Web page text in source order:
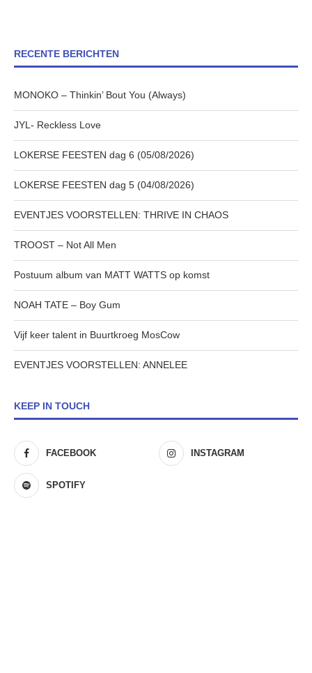
RECENTE BERICHTEN
MONOKO – Thinkin’ Bout You (Always)
JYL- Reckless Love
LOKERSE FEESTEN dag 6 (05/08/2026)
LOKERSE FEESTEN dag 5 (04/08/2026)
EVENTJES VOORSTELLEN: THRIVE IN CHAOS
TROOST – Not All Men
Postuum album van MATT WATTS op komst
NOAH TATE – Boy Gum
Vijf keer talent in Buurtkroeg MosCow
EVENTJES VOORSTELLEN: ANNELEE
KEEP IN TOUCH
FACEBOOK INSTAGRAM
SPOTIFY